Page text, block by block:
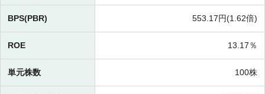
BPS(PBR) 553.17円(1.62倍)
ROE 13.17％
単元株数 100株